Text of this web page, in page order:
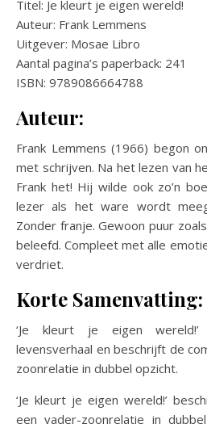
Titel: Je kleurt je eigen wereld!
Auteur: Frank Lemmens
Uitgever: Mosae Libro
Aantal pagina’s paperback: 241
ISBN: 9789086664788
Auteur:
Frank Lemmens (1966) begon
met schrijven. Na het lezen van
Frank het! Hij wilde ook zo’n
lezer als het ware wordt
Zonder franje. Gewoon puur
beleefd. Compleet met alle
verdriet.
Korte Samenvatting:
‘Je kleurt je eigen
levensverhaal en beschrijft de
zoonrelatie in dubbel opzicht.
‘Je kleurt je eigen wereld!’
een vader-zoonrelatie in